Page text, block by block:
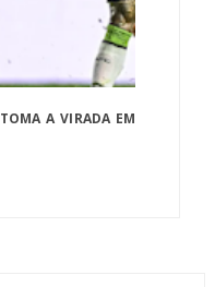
A VIRADA EM